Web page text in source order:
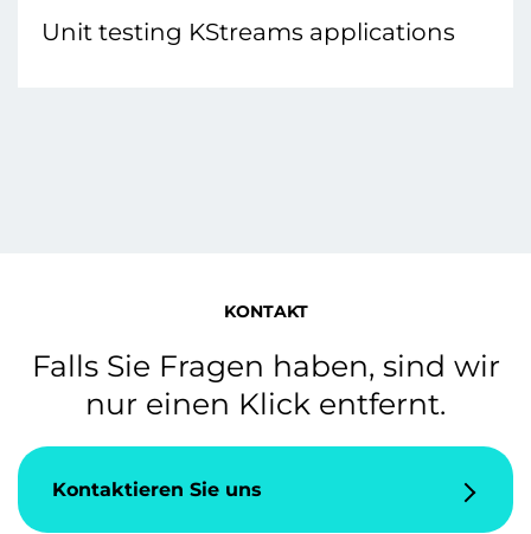
Unit testing KStreams applications
KONTAKT
Falls Sie Fragen haben, sind wir
nur einen Klick entfernt.
Kontaktieren Sie uns